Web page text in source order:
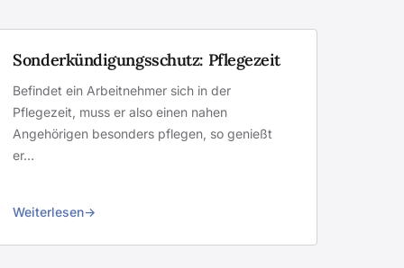
Sonderkündigungsschutz: Pflegezeit
Befindet ein Arbeitnehmer sich in der
Pflegezeit, muss er also einen nahen
Angehörigen besonders pflegen, so genießt
er…
Weiterlesen